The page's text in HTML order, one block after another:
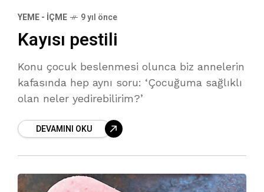
YEME - İÇME 9 yıl önce
Kayısı pestili
Konu çocuk beslenmesi olunca biz annelerin
kafasında hep aynı soru: ‘Çocuğuma sağlıklı
olan neler yedirebilirim?’
DEVAMINI OKU